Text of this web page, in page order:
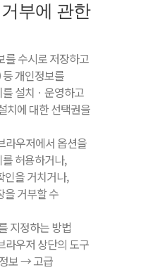
부에 관한
수시로 저장하고
개인정보를
설치ㆍ운영하고
치에 대한 선택권을
우저에서 옵션을
허용하거나,
인을 거치거나,
을 거부할 수
지정하는 방법
우저 상단의 도구
보 → 고급